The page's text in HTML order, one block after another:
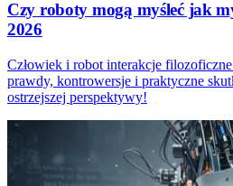
Czy roboty mogą myśleć jak
2026
Człowiek i robot interakcje
prawdy, kontrowersje i praktyczne
ostrzejszej perspektywy!